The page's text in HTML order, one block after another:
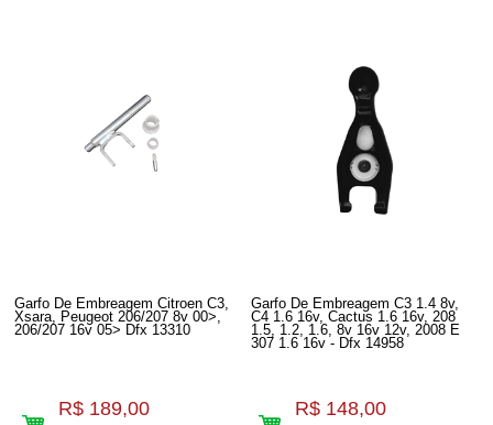
Garfo De Embreagem Citroen C3,
Xsara, Peugeot 206/207 8v 00>,
206/207 16v 05> Dfx 13310
R$ 189,00
Garfo De Embreagem C3 1.4 8v,
C4 1.6 16v, Cactus 1.6 16v, 208
1.5, 1.2, 1.6, 8v 16v 12v, 2008 E
307 1.6 16v - Dfx 14958
R$ 148,00